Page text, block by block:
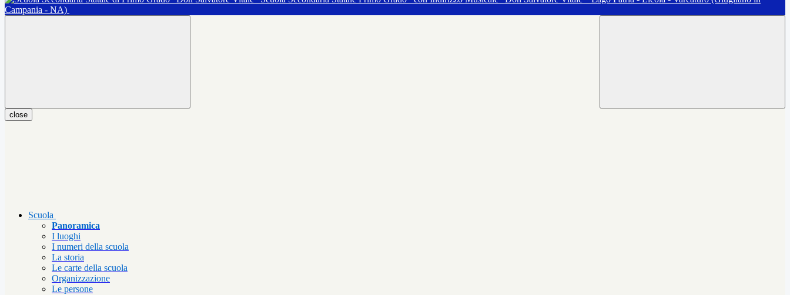
Campania - NA)
close
Scuola
Panoramica
I luoghi
I numeri della scuola
La storia
Le carte della scuola
Organizzazione
Le persone